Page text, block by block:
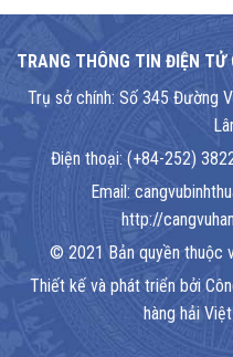
TRANG THÔNG TIN ĐIỆN TỬ
Trụ sở chính: Số 345 Đường
Điện thoại: (+84-252)
Email:
http://
© 2021 Bản quyền thuộc
Thiết kế và phát triển bởi
hàng hải